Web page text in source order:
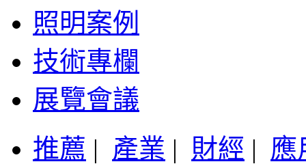
照明案例
技術專欄
展覽會議
推薦 | 產業 | 財經 | 應